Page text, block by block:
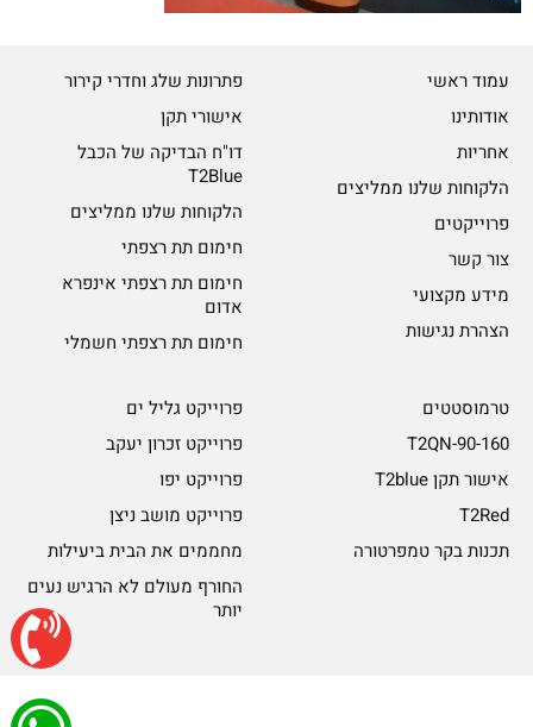
עמוד ראשי
אודותינו
אחריות
הלקוחות שלנו ממליצים
פרוייקטים
צור קשר
מידע מקצועי
הצהרת נגישות
פתרונות שלג וחדרי קירור
אישורי תקן
דו"ח הבדיקה של הכבל
T2Blue
הלקוחות שלנו ממליצים
חימום תת רצפתי
חימום תת רצפתי אינפרא
אדום
חימום תת רצפתי חשמלי
טרמוסטטים
T2QN-90-160
אישור תקן T2blue
T2Red
תכנות בקר טמפרטורה
פרוייקט גליל ים
פרוייקט זכרון יעקב
פרוייקט יפו
פרוייקט מושב ניצן
מחממים את הבית ביעילות
החורף מעולם לא הרגיש נעים
יותר